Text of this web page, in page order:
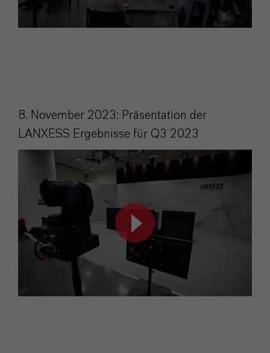
8. November 2023: Präsentation der
LANXESS Ergebnisse für Q3 2023